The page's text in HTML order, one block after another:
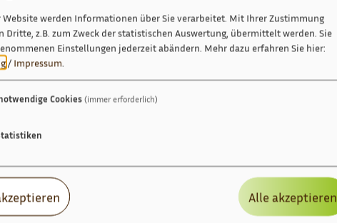
Website werden Informationen über Sie verarbeitet. Mit Ihrer Zustimmung
Dritte, z.B. zum Zweck der statistischen Auswertung, übermittelt werden. Sie
Einstellungen jederzeit abändern. Mehr dazu erfahren Sie hier:
/ Impressum
Cookies (immer erforderlich)
Alle akzeptieren